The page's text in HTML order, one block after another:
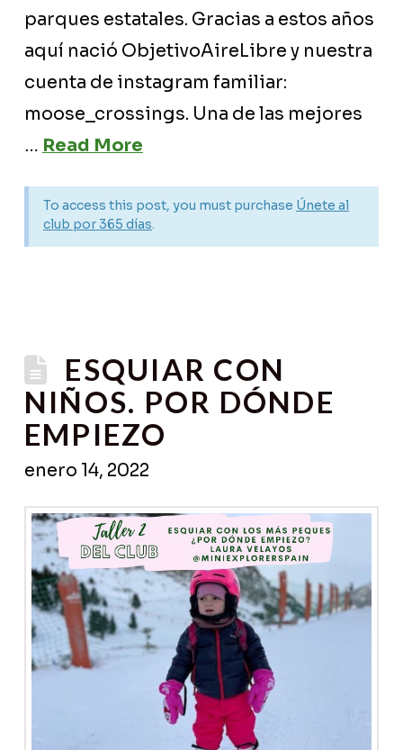
parques estatales. Gracias a estos años
aquí nació ObjetivoAireLibre y nuestra
cuenta de instagram familiar:
moose_crossings. Una de las mejores
… Read More
To access this post, you must purchase Únete al
club por 365 días.
ESQUIAR CON
NIÑOS. POR DÓNDE
EMPIEZO
enero 14, 2022